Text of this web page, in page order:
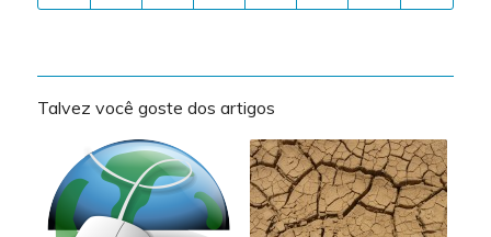
Talvez você goste dos artigos